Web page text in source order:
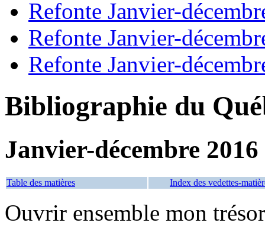
Refonte Janvier-
Refonte Janvier-
Refonte Janvier-
Bibliographie du
Janvier-décembre 2016
Table des matières Index des vedettes-
Ouvrir ensemble mon